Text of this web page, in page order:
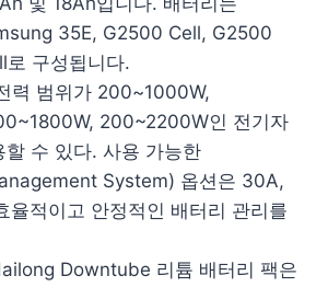
35E, G2500 Cell, G2500
구성됩니다.
력 범위가 200~1000W,
200~2200W인 전기자
할 수 있다. 사용 가능한
System) 옵션은 30A,
적이고 안정적인 배터리 관리를
Downtube 리튬 배터리 팩은